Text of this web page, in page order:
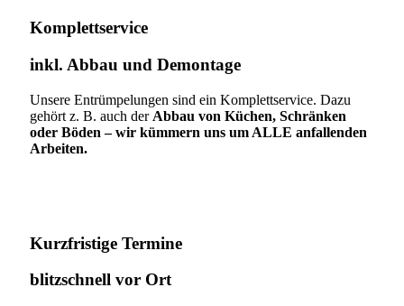
Komplettservice​
inkl. Abbau und Demontage​
Unsere Entrümpelungen sind ein Komplettservice. Dazu
gehört z. B. auch der Abbau von Küchen, Schränken
oder Böden – wir kümmern uns um ALLE anfallenden
Arbeiten.
Kurzfristige Termine​
blitzschnell vor Ort